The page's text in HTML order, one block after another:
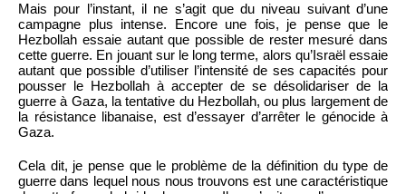
Mais pour l’instant, il ne s’agit que du niveau suivant d’une
campagne plus intense. Encore une fois, je pense que le
Hezbollah essaie autant que possible de rester mesuré dans
cette guerre. En jouant sur le long terme, alors qu’Israël essaie
autant que possible d’utiliser l’intensité de ses capacités pour
pousser le Hezbollah à accepter de se désolidariser de la
guerre à Gaza, la tentative du Hezbollah, ou plus largement de
la résistance libanaise, est d’essayer d’arrêter le génocide à
Gaza.
Cela dit, je pense que le problème de la définition du type de
guerre dans lequel nous nous trouvons est une caractéristique